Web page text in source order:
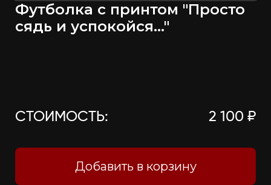
Футболка с принтом "Просто
сядь и успокойся..."
СТОИМОСТЬ: 2 100 ₽
Добавить в корзину